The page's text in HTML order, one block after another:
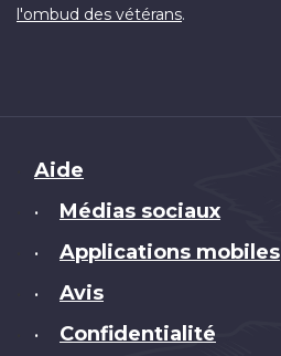
l'ombud des vétérans.
Brand
Aide
• Médias sociaux
• Applications mobiles
• Avis
• Confidentialité